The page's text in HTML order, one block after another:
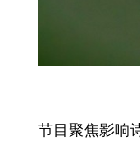
节目聚焦影响